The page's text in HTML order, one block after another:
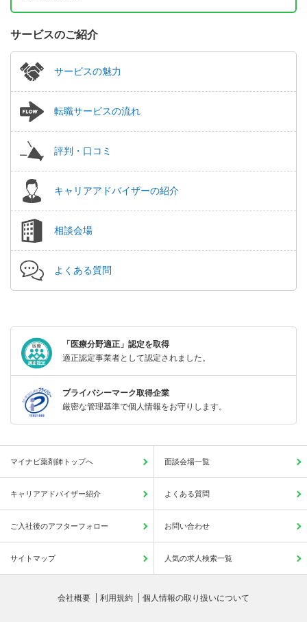
サービスのご紹介
サービスの魅力
転職サービスの流れ
評判・口コミ
キャリアアドバイザーの紹介
相談会場
よくある質問
「医療分野適正」認定を取得
適正認定事業者として認定されました。
プライバシーマーク取得企業
厳密な管理基準で個人情報をお守りします。
マイナビ薬剤師トップへ 面談会場一覧
キャリアアドバイザー紹介 よくある質問
ご入社後のアフターフォロー お問い合わせ
サイトマップ 人気の求人検索一覧
会社概要 利用規約 個人情報の取り扱いについて